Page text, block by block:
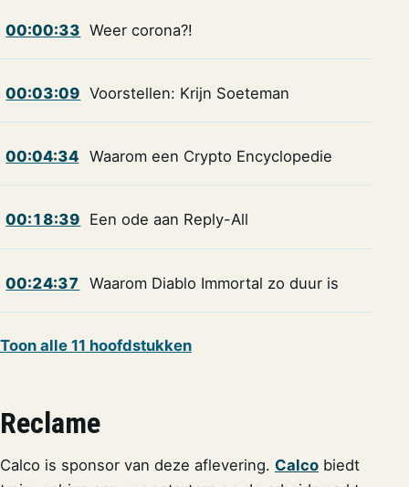
00:00:33 Weer corona?!
00:03:09 Voorstellen: Krijn Soeteman
00:04:34 Waarom een Crypto Encyclopedie
00:18:39 Een ode aan Reply-All
00:24:37 Waarom Diablo Immortal zo duur is
Toon alle 11 hoofdstukken
Reclame
Calco is sponsor van deze aflevering. Calco biedt